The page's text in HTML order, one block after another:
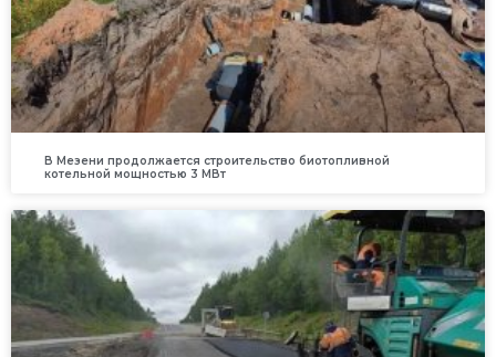
В Мезени продолжается строительство биотопливной
котельной мощностью 3 МВт